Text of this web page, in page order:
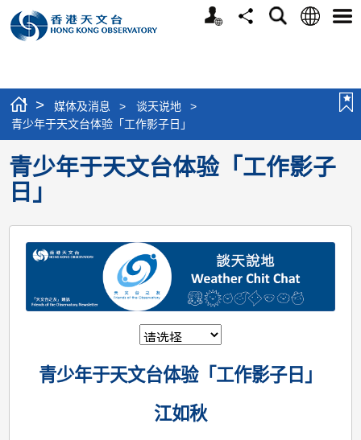
个
分
搜
语
选
> 媒体及消息 > 谈天说地
>
青少年于天文台体验「工作影子日」
青少年于天文台体验「工作影子
日」
青少年于天文台体验「工作影子日」
江如秋